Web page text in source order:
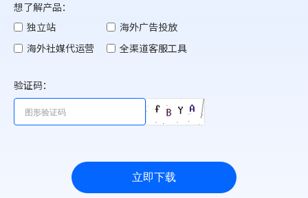
想了解产品：
独立站
海外广告投放
海外社媒代运营
全渠道客服工具
验证码：
立即下载